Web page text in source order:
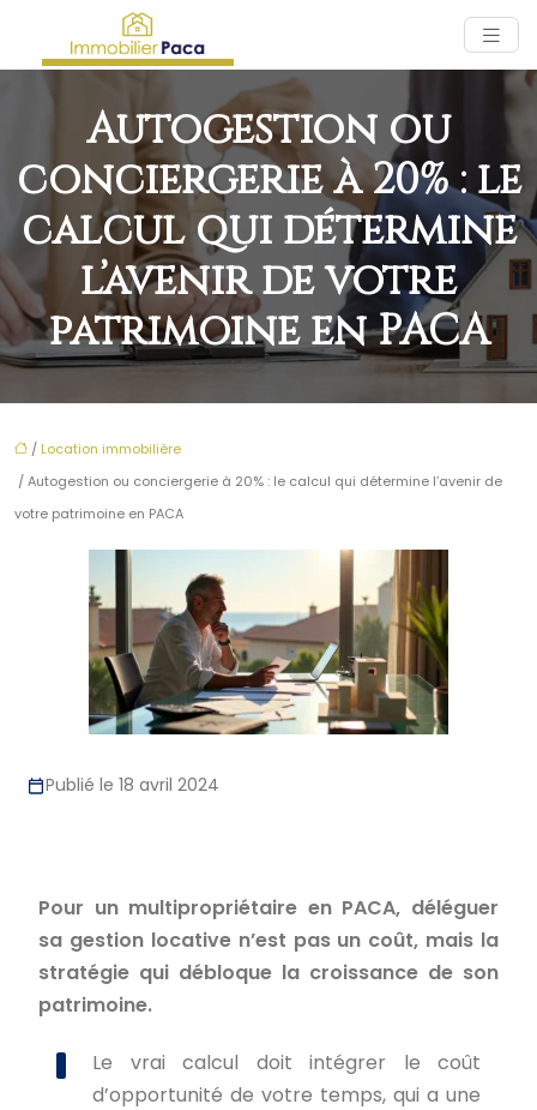
Autogestion ou
conciergerie à 20% : le
calcul qui détermine
l’avenir de votre
patrimoine en PACA
/ Location immobilière
/ Autogestion ou conciergerie à 20% : le calcul qui détermine l’avenir de
votre patrimoine en PACA
Publié le 18 avril 2024
Pour un multipropriétaire en PACA, déléguer
sa gestion locative n’est pas un coût, mais la
stratégie qui débloque la croissance de son
patrimoine.
Le vrai calcul doit intégrer le coût
d’opportunité de votre temps, qui a une